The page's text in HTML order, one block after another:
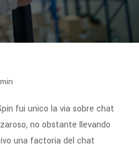
fui unico la vi­a sobre chat
no obstante llevando
una factoria del chat